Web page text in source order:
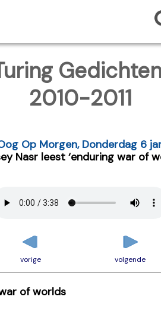
2010-2011
Op Morgen, Donderdag 6
Nasr leest ‘enduring war of
vorige volgende
of worlds